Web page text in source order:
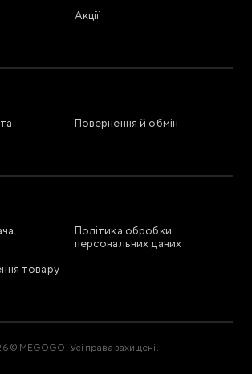
Акції
Повернення й обмін
Політика обробки
персональних даних
товару
© MEGOGO. Усі права захищені.